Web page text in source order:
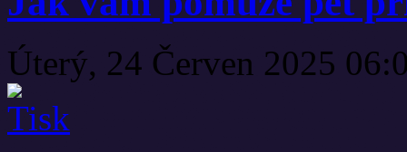
Úterý, 24 Červen 2025